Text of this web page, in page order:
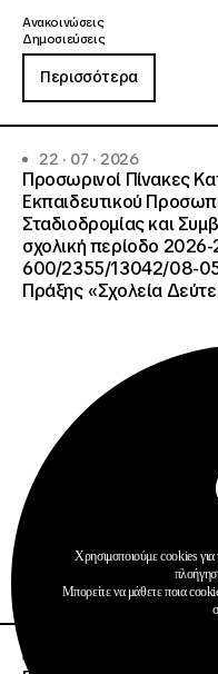
Ανακοινώσεις
Δημοσιεύσεις
Περισσότερα
22 · 07 · 2026
Προσωρινοί Πίνακες
Εκπαιδευτικού
Σταδιοδρομίας και
σχολική περίοδο
600/2355/13042/08-
Πράξης «Σχολεία
Χρησιμοποιούμε cookies για
Μπορείτε να μάθετε ποια